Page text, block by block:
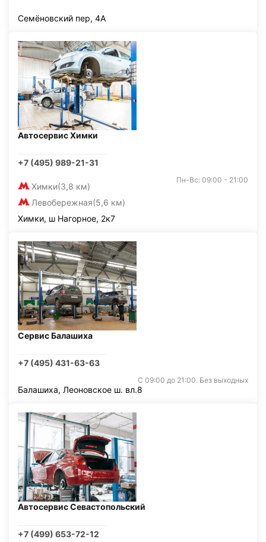
Семёновский пер, 4А
Автосервис Химки
+7 (495) 989-21-31
Химки(3,8 км)
Левобережная(5,6 км)
Пн-Вс: 09:00 - 21:00
Химки, ш Нагорное, 2к7
Сервис Балашиха
+7 (495) 431-63-63
С 09:00 до 21:00. Без выходных
Балашиха, Леоновское ш. вл.8
Автосервис Севастопольский
+7 (499) 653-72-12